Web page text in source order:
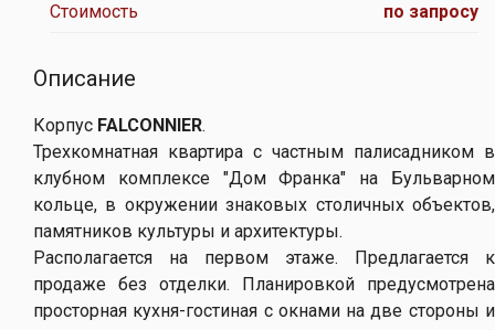
Стоимость по запросу
Описание
Корпус FALCONNIER.
Трехкомнатная квартира с частным палисадником в
клубном комплексе "Дом Франка" на Бульварном
кольце, в окружении знаковых столичных объектов,
памятников культуры и архитектуры.
Располагается на первом этаже. Предлагается к
продаже без отделки. Планировкой предусмотрена
просторная кухня-гостиная с окнами на две стороны и